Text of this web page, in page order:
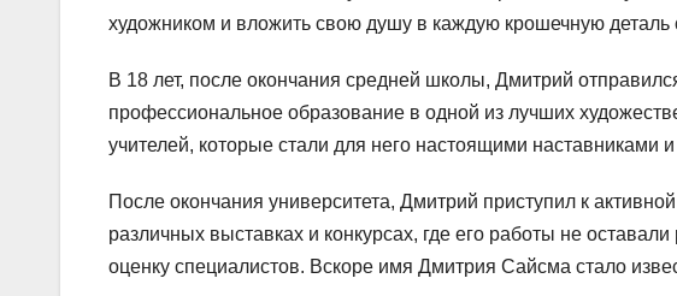
художником и вложить свою душу в каждую крошечную деталь
В 18 лет, после окончания средней школы, Дмитрий
профессиональное образование в одной из лучших
учителей, которые стали для него настоящими наставниками
После окончания университета, Дмитрий приступил к
различных выставках и конкурсах, где его работы не
оценку специалистов. Вскоре имя Дмитрия Сайсма стало